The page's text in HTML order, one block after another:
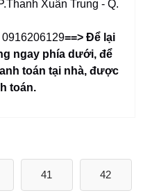
Xuân Trung - Q.
==> Để lại
ngay phía dưới,để
toán tại nhà, được
toán.
41 42